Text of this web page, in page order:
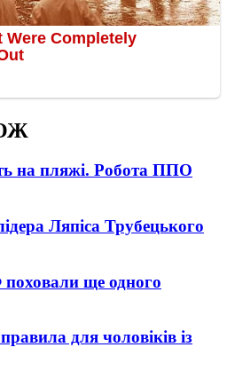
на пляжі. Робота ППО
Ляпіса Трубецького
ще одного
для чоловіків із